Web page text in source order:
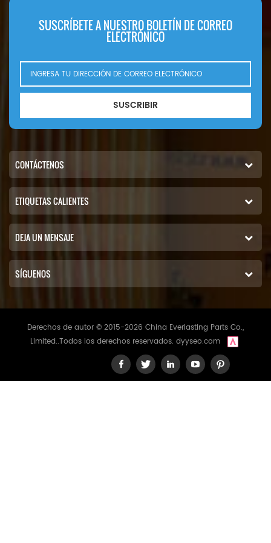
SUSCRÍBETE A NUESTRO BOLETÍN DE CORREO
ELECTRÓNICO
SUSCRIBIR
CONTÁCTENOS
ETIQUETAS CALIENTES
DEJA UN MENSAJE
SÍGUENOS
Derechos de autor © 2015-2026 China Everlasting Parts Co.,
Limited..Todos los derechos reservados. dyyseo.com